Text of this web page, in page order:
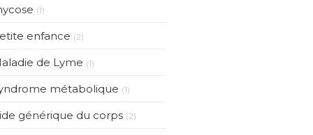
(1)
enfance (2)
de Lyme (1)
métabolique (1)
générique du corps (2)